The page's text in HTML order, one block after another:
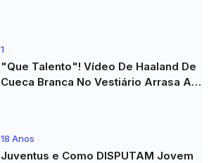
1
"Que Talento"! Vídeo De Haaland De
Cueca Branca No Vestiário Arrasa A
18 Anos
Juventus e Como DISPUTAM Jovem